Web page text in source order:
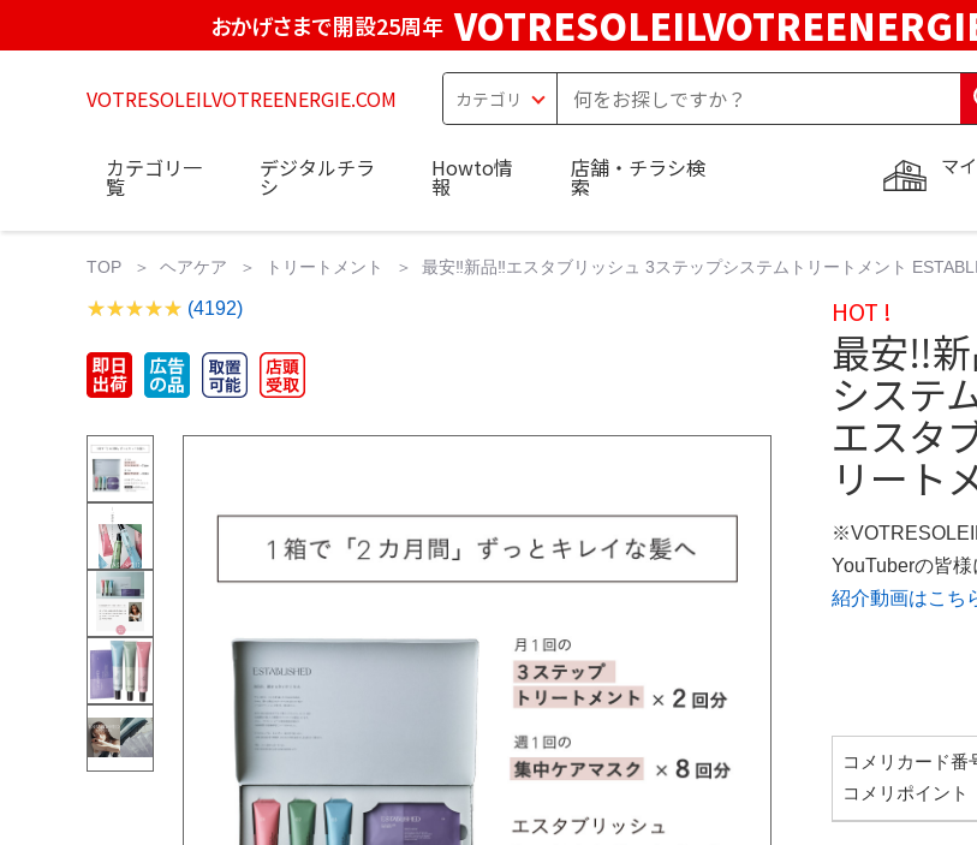
おかげさまで開設25周年
VOTRESOLEILVOTREENERGIE.COM
マ
カテゴリ一
覧
デジタルチラ
シ
Howto情
報
店舗・チラシ検
索
TOP ヘアケア トリートメント 最安‼️新品‼️エスタブリッシュ 3ステップシステムトリートメント
(4192) HOT !
最安‼️
システ
エスタ
リート
YouTuberの皆
紹介動画はこち
コメリカード番
コメリポイント